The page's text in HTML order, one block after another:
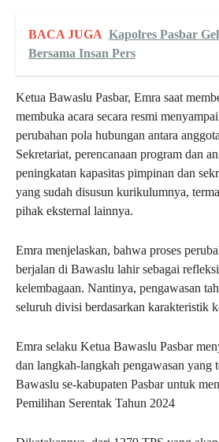
BACA JUGA Kapolres Pasbar
Bersama Insan Pers
Ketua Bawaslu Pasbar, Emra saat
membuka acara secara resmi
perubahan pola hubungan antara
Sekretariat, perencanaan program dan
peningkatan kapasitas pimpinan dan
yang sudah disusun kurikulumnya,
pihak eksternal lainnya.
Emra menjelaskan, bahwa proses
berjalan di Bawaslu lahir sebagai
kelembagaan. Nantinya, pengawasan
seluruh divisi berdasarkan karakteristik
Emra selaku Ketua Bawaslu Pasbar
dan langkah-langkah pengawasan yang
Bawaslu se-kabupaten Pasbar untuk
Pemilihan Serentak Tahun 2024